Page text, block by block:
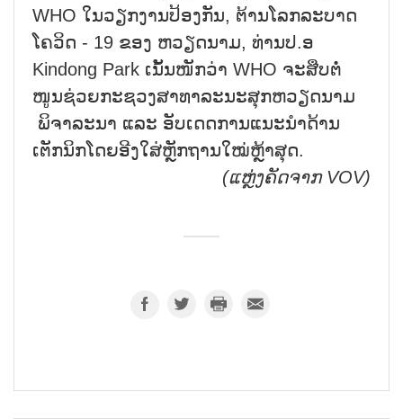
WHO ໃນວຽກງານປ້ອງກັນ, ຕ້ານໂລກລະບາດ
ໂຄວິດ - 19 ຂອງ ຫວຽດນາມ, ທ່ານປ.ອ
Kindong Park ເນັ້ນໜັກວ່າ WHO ຈະສືບຕໍ່
ໜູນຊ່ວຍກະຊວງສາທາລະນະສຸກຫວຽດນາມ
ພິຈາລະນາ ແລະ ອັບເດດການແນະນຳດ້ານ
ເຕັກນິກໂດຍອີງໃສ່ຫຼັກຖານໃໝ່ຫຼ້າສຸດ.
(ແຫຼ່ງຄັດຈາກ VOV)